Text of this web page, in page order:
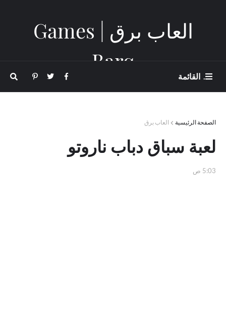
العاب برق | Games
Barq
. القائمة
الصفحة الرئيسية العاب برق
لعبة سباق دباب ناروتو
5:03 ص